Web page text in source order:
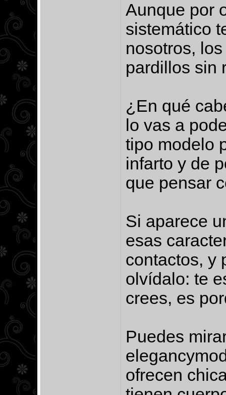
Aunque por
sistemático
nosotros,
pardillos sin
¿En qué
lo vas a
tipo modelo
infarto y de
que pensar
Si aparece
esas
contactos, y
olvídalo: te
crees, es
Puedes
ofrecen